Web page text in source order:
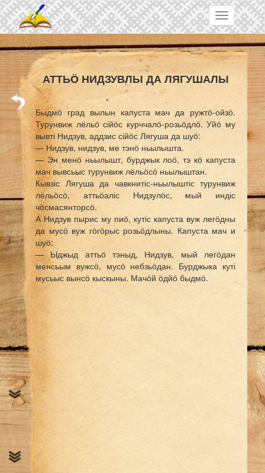
Skip to main content
Toggle
navigation
АТТЬӦ НИДЗУВЛЫ ДА ЛЯГУШАЛЫ
Быдмӧ град вылын капуста мач да ружтӧ-ойзӧ.
Турунвиж лёльӧ сійӧс курччалӧ-розьӧдлӧ. Уйӧ му
вывті Нидзув, аддзис сійӧс Лягуша да шуӧ:
— Нидзув, нидзув, ме тэнӧ ньылышта.
— Эн менӧ ньылышт, бурджык лоӧ, тэ кӧ капуста
мач вывсьыс турунвиж лёльӧсӧ ньылыштан.
Кывзіс Лягуша да чавкнитіс-ньылыштіс турунвиж
лёльӧсӧ, аттьӧаліс Нидзулӧс, мый индіс
чӧсмасянторсӧ.
А Нидзув пырис му пиӧ, кутіс капуста вуж легӧдны
да мусӧ вуж гӧгӧрыс розьӧдлыны. Капуста мач и
шуӧ:
— Ыджыд аттьӧ тэныд, Нидзув, мый легӧдан
менсьым вужсӧ, мусӧ небзьӧдан. Бурджыка куті
мусьыс вынсӧ кыскыны. Мачӧй ӧдйӧ быдмӧ.